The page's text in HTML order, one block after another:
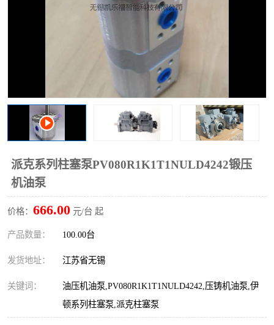
派克系列柱塞泵PV080R1K1T1NULD4242锻压
机油泵
价格： 666.00 元/台 起
产品数量： 100.00台
发货地址： 江苏省无锡
关键词：
油压机油泵,PV080R1K1T1NULD4242,压铸机油泵,伊
顿系列柱塞泵,派克柱塞泵